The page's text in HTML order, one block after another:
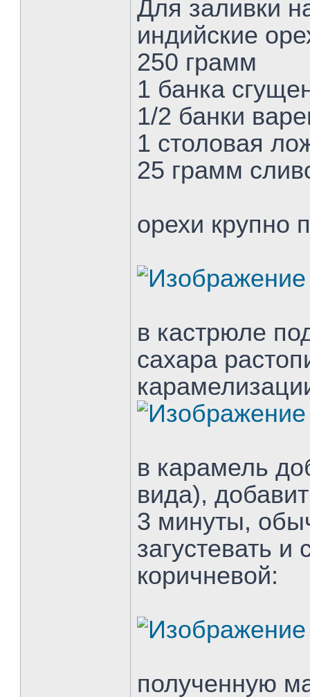
Для заливки
индийские
250 грамм
1 банка
1/2 банки
1 столовая
25 грамм
орехи крупно
в кастрюле
сахара
в карамель
вида),
3 минуты,
загустевать и
коричневой:
полученную